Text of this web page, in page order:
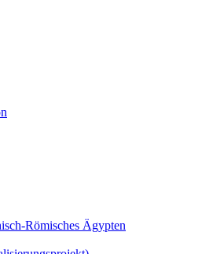
Römisches Ägypten